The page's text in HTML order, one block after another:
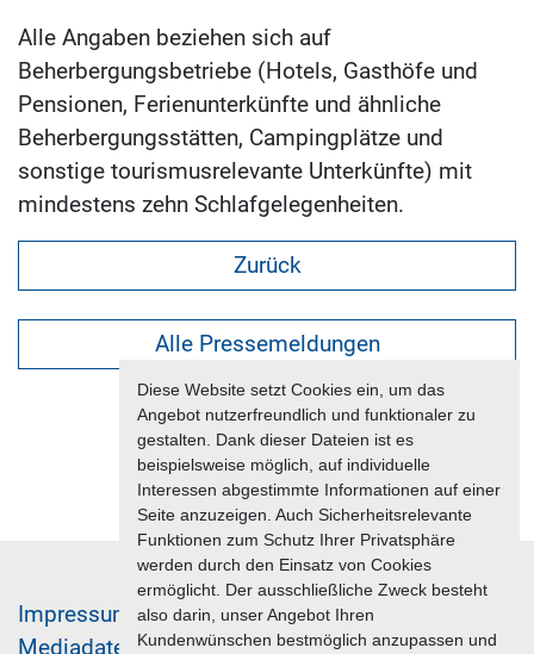
Diese Website setzt Cookies ein, um das
Angebot nutzerfreundlich und funktionaler zu
gestalten. Dank dieser Dateien ist es
beispielsweise möglich, auf individuelle
Interessen abgestimmte Informationen auf einer
Seite anzuzeigen. Auch Sicherheitsrelevante
Funktionen zum Schutz Ihrer Privatsphäre
werden durch den Einsatz von Cookies
ermöglicht. Der ausschließliche Zweck besteht
also darin, unser Angebot Ihren
Kundenwünschen bestmöglich anzupassen und
Alle Angaben beziehen sich auf
Beherbergungsbetriebe (Hotels, Gasthöfe und
Pensionen, Ferienunterkünfte und ähnliche
Beherbergungsstätten, Campingplätze und
sonstige tourismusrelevante Unterkünfte) mit
mindestens zehn Schlafgelegenheiten.
Zurück
Alle Pressemeldungen
Im­pres­sum & Da­ten­schutz
Me­di­a­da­ten & Mar­ke­ting­leis­tun­gen
Jobs